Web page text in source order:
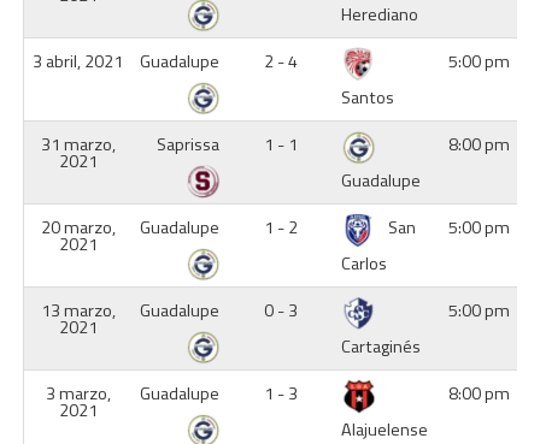
Herediano
3 abril, 2021 Guadalupe
2 - 4
Santos
5:00 pm
31 marzo,
2021
Saprissa
1 - 1
Guadalupe
8:00 pm
20 marzo,
2021
Guadalupe 1 - 2
San
Carlos
5:00 pm
13 marzo,
2021
Guadalupe
0 - 3
Cartaginés
5:00 pm
3 marzo,
2021
Guadalupe
1 - 3
Alajuelense
8:00 pm